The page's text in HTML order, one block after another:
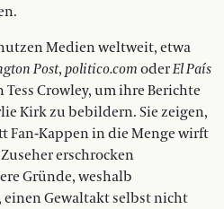
Medien weltweit, etwa
Post, politico.com oderEl País
Crowley, um ihre Berichte
Kirk zu bebildern. Sie zeigen,
Fan-Kappen in die Menge wirft
erschrocken
Gründe, weshalb
Gewaltakt selbst nicht